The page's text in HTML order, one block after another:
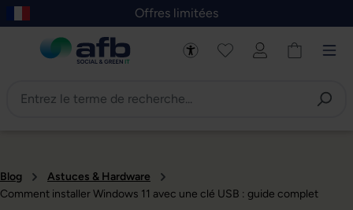
au contenu principal
Skip to B2B platform navigation
Offres limitées
Blog
Astuces & Hardware
Comment installer Windows 11 avec une clé USB : guide complet